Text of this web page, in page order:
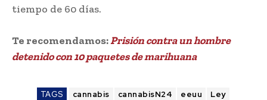
tiempo de 60 días.
Te recomendamos:Prisión contra un hombre
detenido con 10 paquetes de marihuana
TAGS cannabis cannabisN24 eeuu
Ley